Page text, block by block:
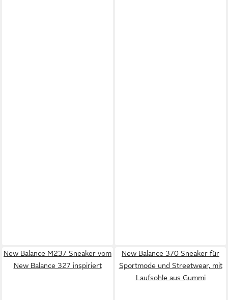
New Balance M237 Sneaker vom
New Balance 327 inspiriert
New Balance 370 Sneaker für
Sportmode und Streetwear, mit
Laufsohle aus Gummi